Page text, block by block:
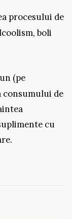
procesului de
boli
(pe
consumului de
cu